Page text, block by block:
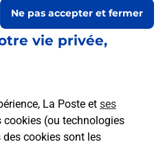
vie privée,
La Poste et ses
cookies (ou technologies
cookies sont les
Ne pas accepter et fermer